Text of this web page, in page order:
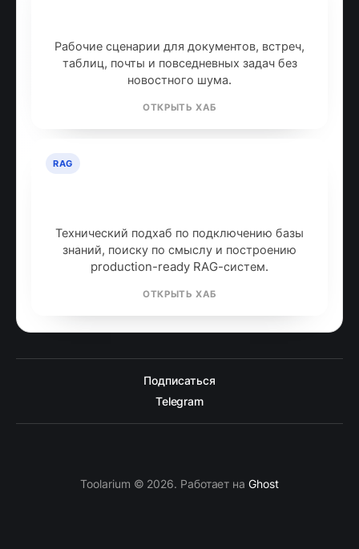
Рабочие сценарии для документов, встреч,
таблиц, почты и повседневных задач без
новостного шума.
ОТКРЫТЬ ХАБ
RAG
Технический подхаб по подключению базы
знаний, поиску по смыслу и построению
production-ready RAG-систем.
ОТКРЫТЬ ХАБ
Подписаться
Telegram
Toolarium © 2026. Работает на Ghost